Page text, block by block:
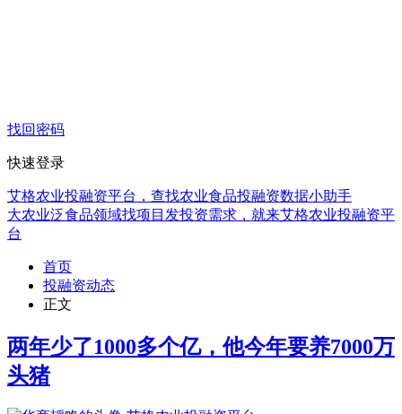
找回密码
快速登录
艾格农业投融资平台，查找农业食品投融资数据小助手
大农业泛食品领域找项目发投资需求，就来艾格农业投融资平
台
首页
投融资动态
正文
两年少了1000多个亿，他今年要养7000万
头猪